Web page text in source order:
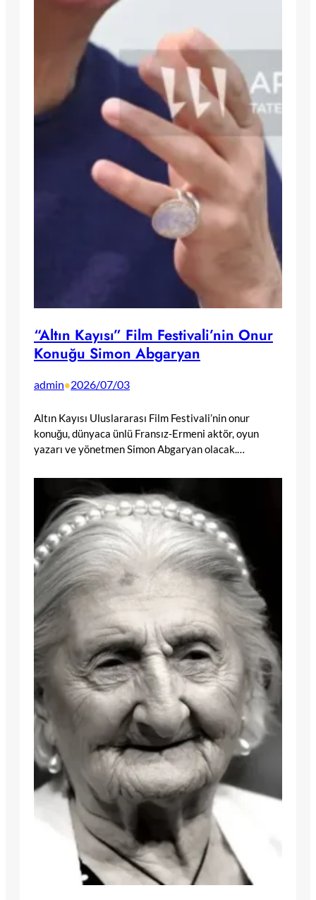
“Altın Kayısı” Film Festivali’nin Onur
Konuğu Simon Abgaryan
admin•2026/07/03
Altın Kayısı Uluslararası Film Festivali’nin onur
konuğu, dünyaca ünlü Fransız-Ermeni aktör, oyun
yazarı ve yönetmen Simon Abgaryan olacak.…